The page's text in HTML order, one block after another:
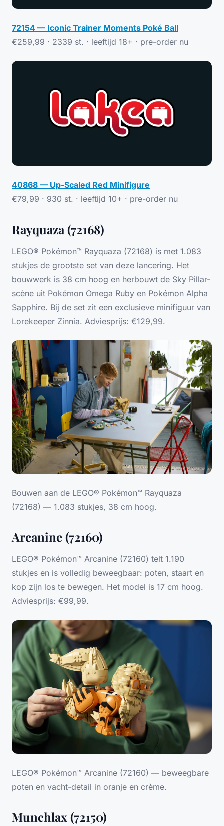
72154 — Iconic Trainer Moments Poké Ball
€259,99 · 2339 st. · leeftijd 18+ · pre-order nu
40868 — Up-Scaled Red Minifigure
€79,99 · 930 st. · leeftijd 10+ · pre-order nu
Rayquaza (72168)
LEGO® Pokémon™ Rayquaza (72168) is met 1.083
stukjes de grootste set van deze lancering. Het
bouwwerk is 38 cm hoog en herbouwt de Sky Pillar-
scène uit Pokémon Omega Ruby en Pokémon Alpha
Sapphire. Bij de set zit een exclusieve minifiguur van
Lorekeeper Zinnia. Adviesprijs: €129,99.
Bouwen aan de LEGO® Pokémon™ Rayquaza
(72168) — 1.083 stukjes, 38 cm hoog.
Arcanine (72160)
LEGO® Pokémon™ Arcanine (72160) telt 1.190
stukjes en is volledig beweegbaar: poten, staart en
kop zijn los te bewegen. Het model is 17 cm hoog.
Adviesprijs: €99,99.
LEGO® Pokémon™ Arcanine (72160) — beweegbare
poten en vacht-detail in oranje en crème.
Munchlax (72150)